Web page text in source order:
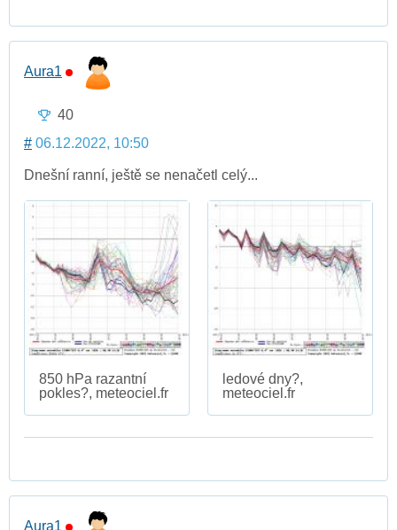
Aura1
40
# 06.12.2022, 10:50
Dnešní ranní, ještě se nenačetl celý...
850 hPa razantní
pokles?, meteociel.fr
ledové dny?,
meteociel.fr
Aura1